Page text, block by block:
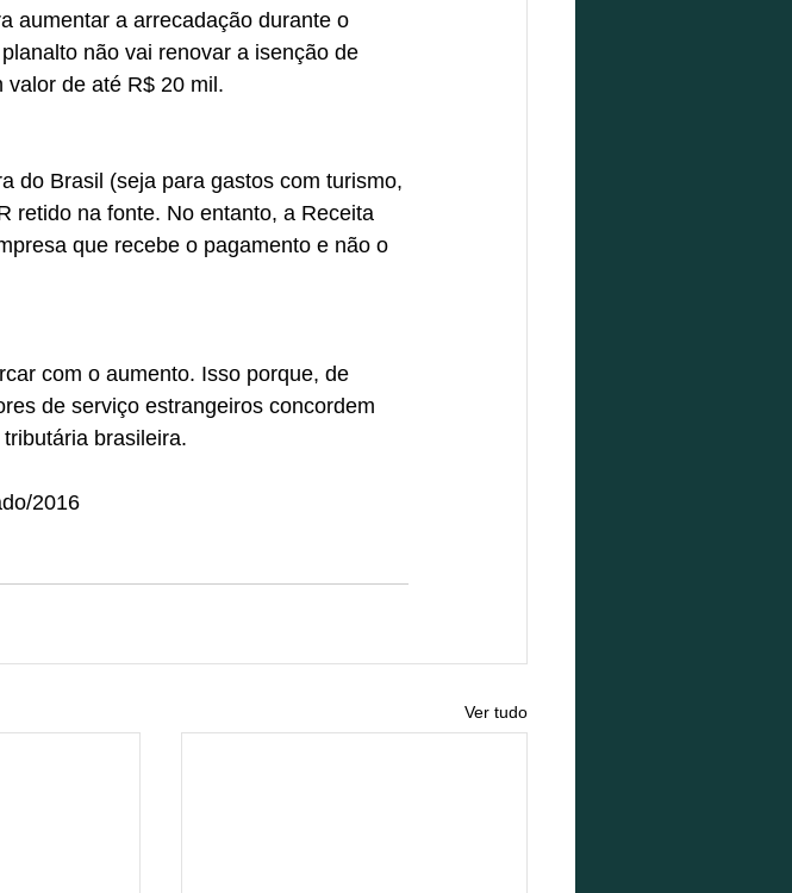
aumentar a arrecadação durante o
não vai renovar a isenção de
valor de até R$ 20 mil.
do Brasil (seja para gastos com turismo,
retido na fonte. No entanto, a Receita
que recebe o pagamento e não o
com o aumento. Isso porque, de
de serviço estrangeiros concordem
brasileira.
2016
Ver tudo